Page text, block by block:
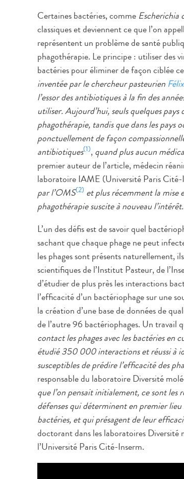
Certaines bactéries, comme Escherichia
classiques et deviennent ce que l’on
représentent un problème de santé
phagothérapie. Le principe : utiliser des
bactéries pour éliminer de façon ciblée
inventée par le chercheur pasteurien
l’essor des antibiotiques à la fin des
utiliser. Aujourd’hui, seuls quelques
phagothérapie, tandis que dans les pays
ponctuellement de façon
antibiotiques(1),quand plus aucun
premier auteur de l’article, médecin
laboratoire IAME (Université Paris Cité-
par l’OMS(2) et plus récemment la mise
phagothérapie suscite à nouveau l’intérêt.
L’un des défis est de savoir quel
sachant que chaque phage ne peut
les phages sont présents naturellement,
scientifiques de l’Institut Pasteur, de
d’étudier de plus près les interactions
l’efficacité d’un bactériophage sur une
la création d’une base de données de
de l’autre 96 bactériophages. Un travail
contact les phages avec les bactéries en
étudié 350 000 interactions et réussi à
susceptibles de prédire l’efficacité des
responsable du laboratoire Diversité
que l’on pensait initialement, ce sont les
défenses qui déterminent en premier
bactéries, et qui présagent de leur
doctorant dans les laboratoires
l’Université Paris Cité-Inserm.